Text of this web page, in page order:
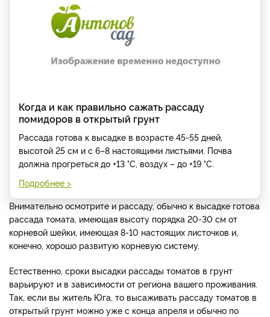
Когда и как правильно сажать рассаду
помидоров в открытый грунт
Рассада готова к высадке в возрасте 45-55 дней,
высотой 25 см и с 6–8 настоящими листьями. Почва
должна прогреться до +13 °C, воздух – до +19 °C.
Подробнее >
Внимательно осмотрите и рассаду, обычно к высадке готова
рассада томата, имеющая высоту порядка 20-30 см от
корневой шейки, имеющая 8-10 настоящих листочков и,
конечно, хорошо развитую корневую систему.
Естественно, сроки высадки рассады томатов в грунт
варьируют и в зависимости от региона вашего проживания.
Так, если вы житель Юга, то высаживать рассаду томатов в
открытый грунт можно уже с конца апреля и обычно по